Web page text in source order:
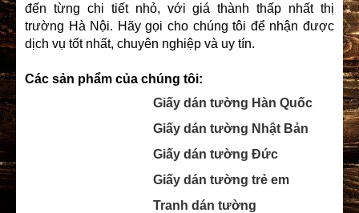
đến từng chi tiết nhỏ, với giá thành thấp nhất thị
trường Hà Nội. Hãy gọi cho chúng tôi để nhận được
dịch vụ tốt nhất, chuyên nghiệp và uy tín.
Các sản phẩm của chúng tôi:
Giấy dán tường Hàn Quốc
Giấy dán tường Nhật Bản
Giấy dán tường Đức
Giấy dán tường trẻ em
Tranh dán tường